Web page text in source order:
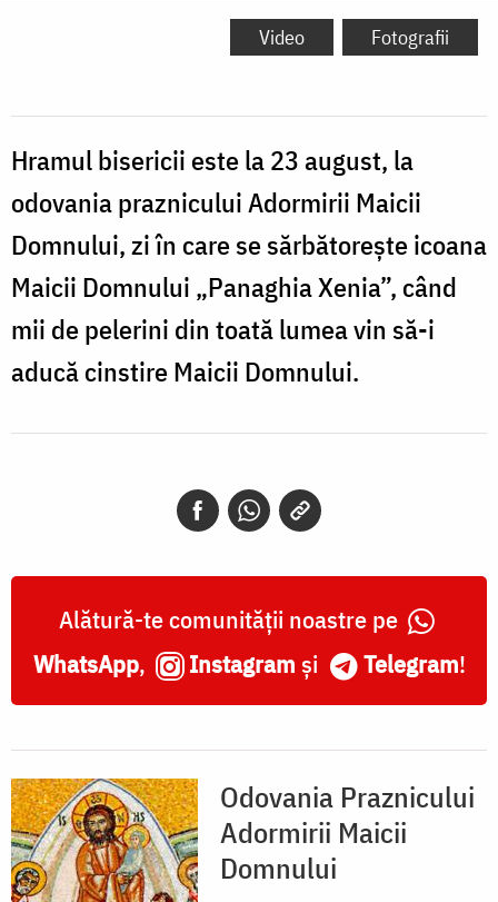
Video Fotografii
Hramul bisericii este la 23 august, la
odovania praznicului Adormirii Maicii
Domnului, zi în care se sărbătorește icoana
Maicii Domnului „Panaghia Xenia”, când
mii de pelerini din toată lumea vin să-i
aducă cinstire Maicii Domnului.
Alătură-te comunității noastre pe
WhatsApp, Instagram și Telegram!
Odovania Praznicului
Adormirii Maicii
Domnului